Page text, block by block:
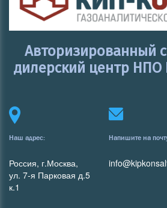
Авторизированный
дилерский центр
Наш адрес:
Россия, г.Москва,
ул. 7-я Парковая д.5
к.1
Напишите на